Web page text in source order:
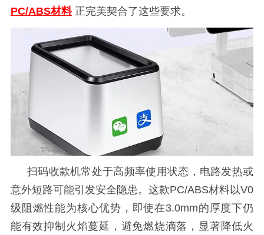
PC/ABS材料 正完美契合了这些要求。
扫码收款机常处于高频率使用状态，电路发热或
意外短路可能引发安全隐患。这款PC/ABS材料以V0
级阻燃性能为核心优势，即使在3.0mm的厚度下仍
能有效抑制火焰蔓延，避免燃烧滴落，显著降低火